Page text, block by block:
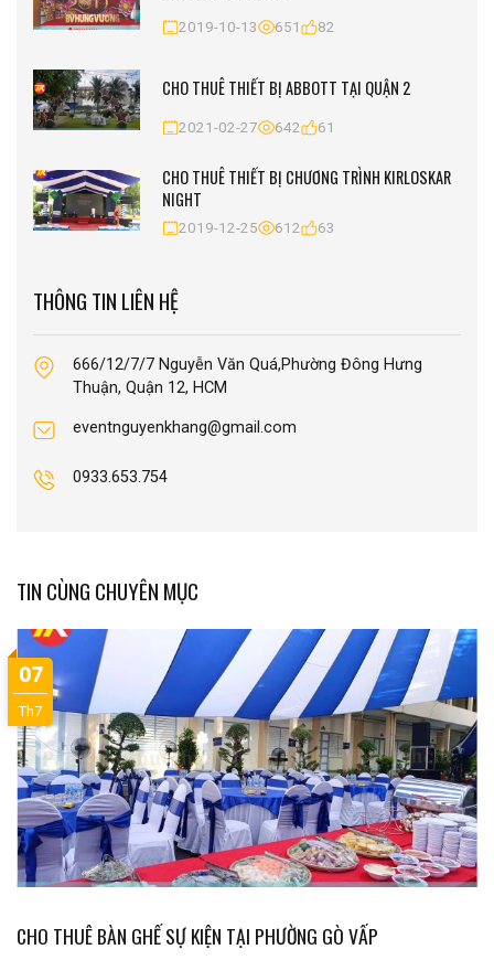
2019-10-13 651 82
CHO THUÊ THIẾT BỊ ABBOTT TẠI QUẬN 2
2021-02-27 642 61
CHO THUÊ THIẾT BỊ CHƯƠNG TRÌNH KIRLOSKAR
NIGHT
2019-12-25 612 63
THÔNG TIN LIÊN HỆ
666/12/7/7 Nguyễn Văn Quá,Phường Đông Hưng
Thuận, Quận 12, HCM
eventnguyenkhang@gmail.com
0933.653.754
TIN CÙNG CHUYÊN MỤC
CHO THUÊ BÀN GHẾ SỰ KIỆN TẠI PHƯỜNG GÒ VẤP
07
Th7